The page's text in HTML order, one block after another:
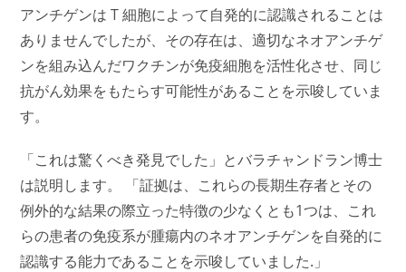
アンチゲンは T 細胞によって自発的に認識されることは
ありませんでしたが、その存在は、適切なネオアンチゲ
ンを組み込んだワクチンが免疫細胞を活性化させ、同じ
抗がん効果をもたらす可能性があることを示唆していま
す。
「これは驚くべき発見でした」とバラチャンドラン博士
は説明します。 「証拠は、これらの長期生存者とその
例外的な結果の際立った特徴の少なくとも1つは、これ
らの患者の免疫系が腫瘍内のネオアンチゲンを自発的に
認識する能力であることを示唆していました.」